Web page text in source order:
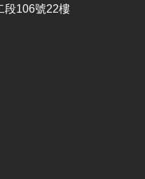
段106號22樓